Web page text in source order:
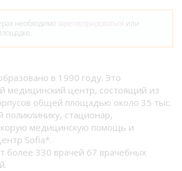
необходимо зарегистрироваться или
в 1990 году. Это
медицинский центр, состоящий из
общей площадью около 35 тыс.
стационар,
медицинскую помощь и
Sofia*.
более 330 врачей 67 врачебных